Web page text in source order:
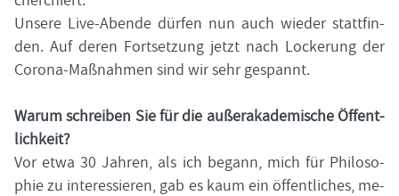
Un­se­re Live-​Abende dür­fen nun auch wie­der statt­fin­
den. Auf deren Fort­set­zung jetzt nach Lo­cke­rung der
Corona-​Maßnahmen sind wir sehr ge­spannt.
Warum schrei­ben Sie für die au­ßer­aka­de­mi­sche Öf­fent­
lich­keit?
Vor etwa 30 Jah­ren, als ich be­gann, mich für Phi­lo­so­
phie zu in­ter­es­sie­ren, gab es kaum ein öf­fent­li­ches, me­